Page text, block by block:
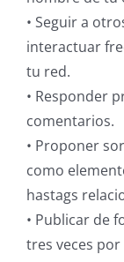
• Seguir a
interactuar
tu red.
• Responder
comentarios.
• Proponer
como
hastags
• Publicar de
tres veces